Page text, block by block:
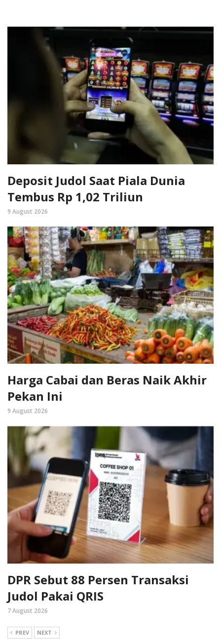
Deposit Judol Saat Piala Dunia
Tembus Rp 1,02 Triliun
9 August 2026
Harga Cabai dan Beras Naik Akhir
Pekan Ini
9 August 2026
DPR Sebut 88 Persen Transaksi
Judol Pakai QRIS
7 August 2026
PREV NEXT